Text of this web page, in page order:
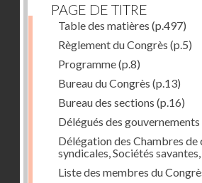
PAGE DE TITRE
Table des matières (p.497)
Règlement du Congrès (p.5)
Programme(p.8)
Bureau du Congrès (p.13)
Bureau des sections (p.16)
Délégués des gouvernements
Délégation des Chambres
syndicales, Sociétés
Liste des membres du